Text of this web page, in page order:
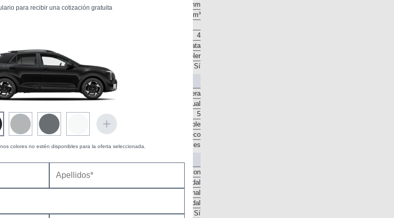
para recibir una cotización gratuita
colores no estén disponibles para la oferta seleccionada.
84 mm
998 cm³
4
Dos árboles de levas en la culata
Inyección directa. Turbo. Intercooler
Sí
Delantera
Manual
5
No disponible
Embrague monodisco en seco
Pares de engranajes
Tipo McPherson
Resorte helicoidal
Rueda tirada con elemento torsional
Resorte helicoidal
Sí